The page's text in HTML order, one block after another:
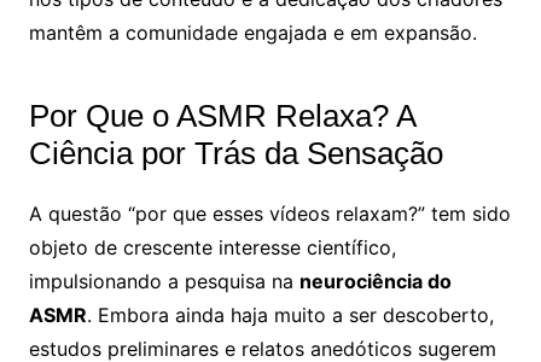
mantêm a comunidade engajada e em expansão.
Por Que o ASMR Relaxa? A
Ciência por Trás da Sensação
A questão “por que esses vídeos relaxam?” tem sido
objeto de crescente interesse científico,
impulsionando a pesquisa na neurociência do
ASMR. Embora ainda haja muito a ser descoberto,
estudos preliminares e relatos anedóticos sugerem